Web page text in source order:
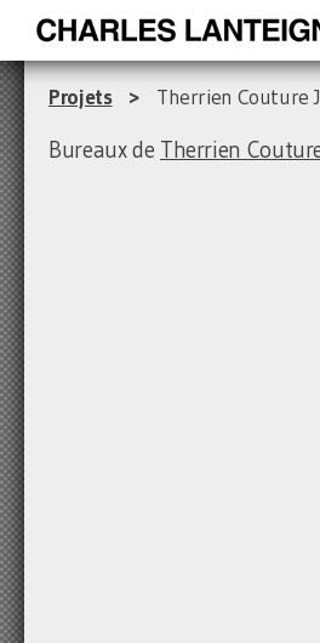
Projets> Therrien Couture
Bureaux de Therrien